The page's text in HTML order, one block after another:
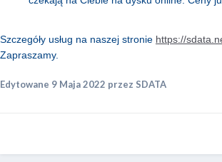
Szczegóły usług na naszej stronie https://
Zapraszamy.
Edytowane 9 Maja 2022 przez SDATA